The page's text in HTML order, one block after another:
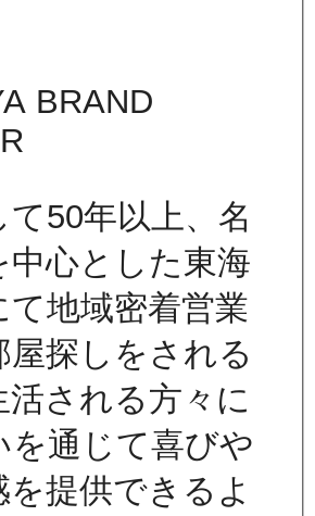
て50年以上、名
中心とした東海
て地域密着営業
屋探しをされる
活される方々に
を通じて喜びや
を提供できるよ